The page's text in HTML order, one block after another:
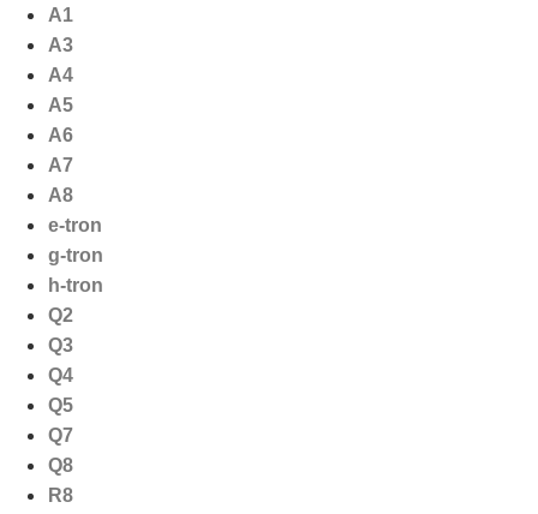
naar
inhoud
A1
A3
A4
A5
A6
A7
A8
e-tron
g-tron
h-tron
Q2
Q3
Q4
Q5
Q7
Q8
R8